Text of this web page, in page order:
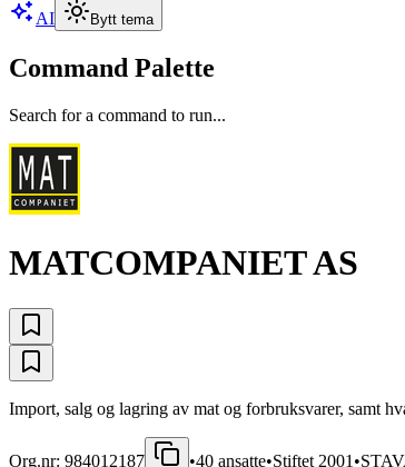
AI Bytt tema
Command Palette
Search for a command to run...
MATCOMPANIET AS
Import, salg og lagring av mat og forbruksvarer, samt
Org.nr: 984012187 •40 ansatte•Stiftet 2001 •